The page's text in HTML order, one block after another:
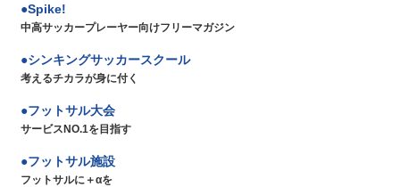
Spike!
中高サッカープレーヤー向けフリーマガジン
シンキングサッカースクール
考えるチカラが身に付く
フットサル大会
サービスNO.1を目指す
フットサル施設
フットサルに＋αを